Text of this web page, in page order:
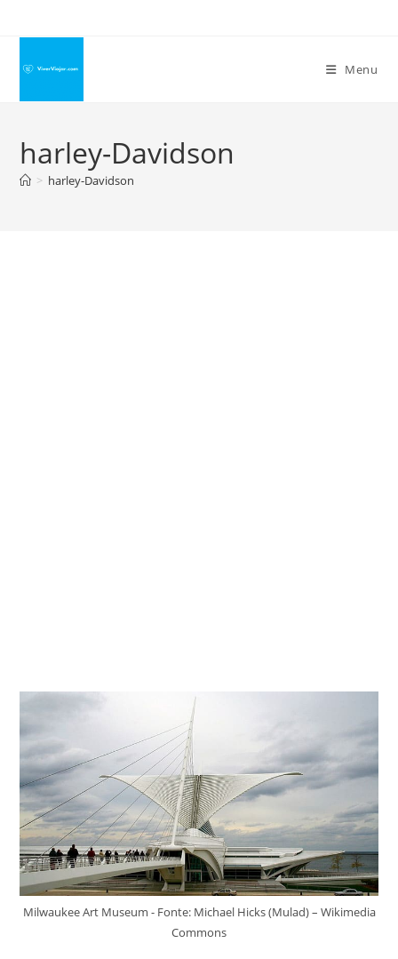
conteúdo
Menu
harley-Davidson
> harley-Davidson
Milwaukee Art Museum - Fonte: Michael Hicks (Mulad) – Wikimedia
Commons